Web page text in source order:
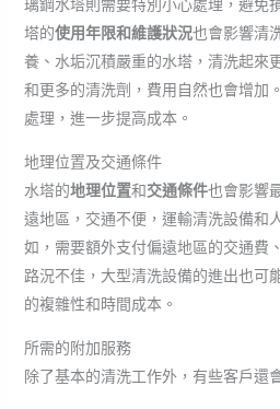
璃鋼水塔則需要特別小心處理，避免
塔的使用年限和維護狀況也會影響清
養、水垢沉積嚴重的水塔，清洗起來
和更多的清洗劑，費用自然也會增加
處理，進一步提高成本。
地理位置及交通條件
水塔的地理位置和交通條件也會影響
遠地區，交通不便，運輸清洗設備和
如，需要額外支付偏遠地區的交通費
路況不佳，大型清洗設備的進出也可
的複雜性和時間成本。
所需的附加服務
除了基本的清洗工作外，有些客戶還